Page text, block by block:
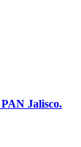
Jalisco.